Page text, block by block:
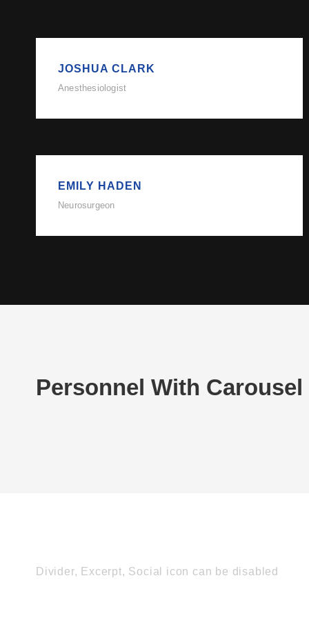
JOSHUA CLARK
Anesthesiologist
EMILY HADEN
Neurosurgeon
Personnel With Carousel
Divider, Excerpt, Social icon can be disabled